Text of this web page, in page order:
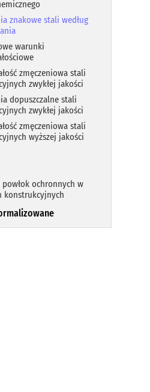
znakowe stali według
warunki
zmęczeniowa stali
zwykłej jakości
dopuszczalne stali
zwykłej jakości
zmęczeniowa stali
wyższej jakości
powłok ochronnych w
konstrukcyjnych